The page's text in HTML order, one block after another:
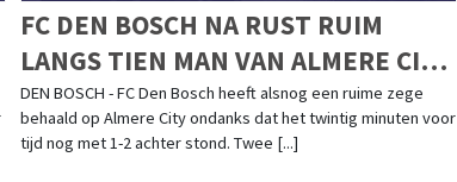
FC DEN BOSCH NA RUST RUIM
LANGS TIEN MAN VAN ALMERE CITY
FC
DEN BOSCH - FC Den Bosch heeft alsnog een ruime zege
behaald op Almere City ondanks dat het twintig minuten voor
tijd nog met 1-2 achter stond. Twee [...]